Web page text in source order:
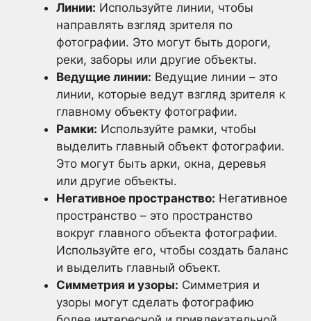
Линии: Используйте линии, чтобы
направлять взгляд зрителя по
фотографии. Это могут быть дороги,
реки, заборы или другие объекты.
Ведущие линии: Ведущие линии – это
линии, которые ведут взгляд зрителя к
главному объекту фотографии.
Рамки: Используйте рамки, чтобы
выделить главный объект фотографии.
Это могут быть арки, окна, деревья
или другие объекты.
Негативное пространство: Негативное
пространство – это пространство
вокруг главного объекта фотографии.
Используйте его, чтобы создать баланс
и выделить главный объект.
Симметрия и узоры: Симметрия и
узоры могут сделать фотографию